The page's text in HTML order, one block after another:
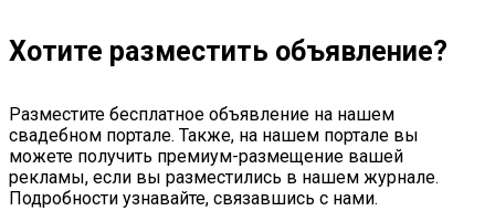
Хотите разместить объявление?
Разместите бесплатное объявление на нашем
свадебном портале. Также, на нашем портале вы
можете получить премиум-размещение вашей
рекламы, если вы разместились в нашем журнале.
Подробности узнавайте, связавшись с нами.